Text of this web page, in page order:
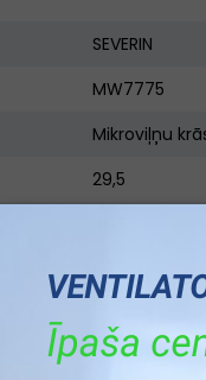
SEVERIN
MW7775
Mikroviļņu
29,5
42,5
Melna/